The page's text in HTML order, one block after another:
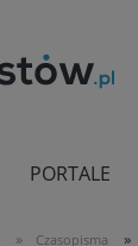
PORTALE
» Czasopisma »